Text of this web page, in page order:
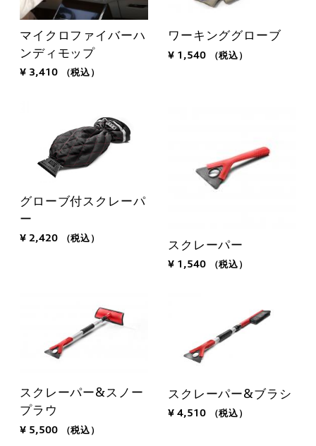
マイクロファイバーハ
ンディモップ
¥ 3,410 （税込）
ワーキンググローブ
¥ 1,540 （税込）
グローブ付スクレーパ
ー
¥ 2,420 （税込） スクレーパー
¥ 1,540 （税込）
スクレーパー&スノー
プラウ
¥ 5,500 （税込）
スクレーパー&ブラシ
¥ 4,510 （税込）